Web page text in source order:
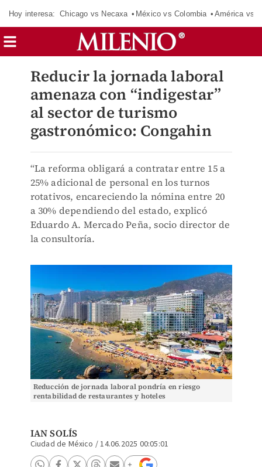
Hoy interesa: Chicago vs Necaxa México vs Colombia América vs
Reducir la jornada laboral
amenaza con “indigestar”
al sector de turismo
gastronómico: Congahin
“La reforma obligará a contratar entre 15 a
25% adicional de personal en los turnos
rotativos, encareciendo la nómina entre 20
a 30% dependiendo del estado, explicó
Eduardo A. Mercado Peña, socio director de
la consultoría.
Reducción de jornada laboral pondría en riesgo
rentabilidad de restaurantes y hoteles
IAN SOLÍS
Ciudad de México /14.06.2025 00:05:01